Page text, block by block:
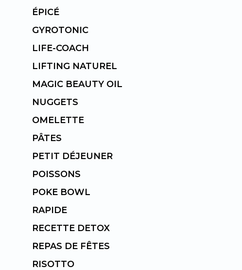
ÉPICÉ
GYROTONIC
LIFE-COACH
LIFTING NATUREL
MAGIC BEAUTY OIL
NUGGETS
OMELETTE
PÂTES
PETIT DÉJEUNER
POISSONS
POKE BOWL
RAPIDE
RECETTE DETOX
REPAS DE FÊTES
RISOTTO